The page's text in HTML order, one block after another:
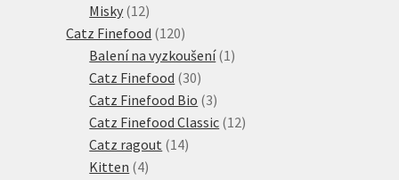
Misky 1212
produktů
Catz Finefood 120120
produktů
Balení na vyzkoušení 1 1
Catz Finefood 3030
produktů
Catz Finefood Bio 33
produkty
Catz Finefood Classic 1212
Catz ragout 1414
Kitten 44